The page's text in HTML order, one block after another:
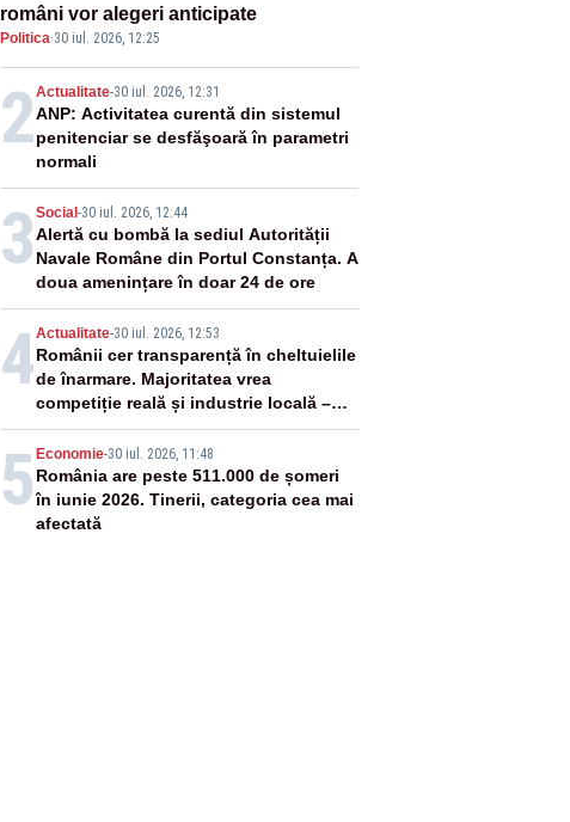
români vor alegeri anticipate
Politica·30 iul. 2026, 12:25
2Actualitate-30 iul. 2026, 12:31
ANP: Activitatea curentă din sistemul
penitenciar se desfăşoară în parametri
normali
3 Social -30 iul. 2026, 12:44
Alertă cu bombă la sediul Autorității
Navale Române din Portul Constanța. A
doua amenințare în doar 24 de ore
4Actualitate-30 iul. 2026, 12:53
Românii cer transparență în cheltuielile
de înarmare. Majoritatea vrea
competiție reală și industrie locală –
SONDAJ
5 Economie-30 iul. 2026, 11:48
România are peste 511.000 de șomeri
în iunie 2026. Tinerii, categoria cea mai
afectată